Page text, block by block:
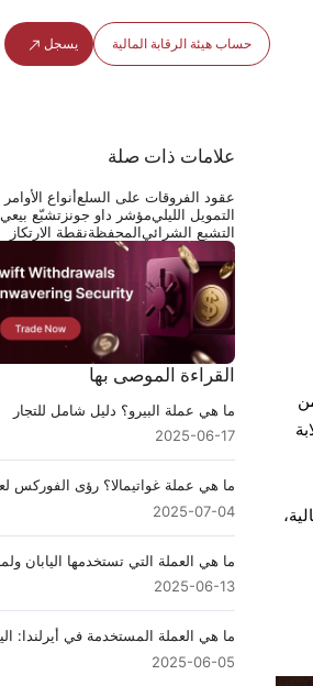
حساب هيئة الرقابة المالية يسجل
علامات ذات صلة
عقود الفروقات على السلعأنواع الأوامر
التمويل الليليمؤشر داو جونز تشبّع بيعي
التشبع الشرائيالمحفظةنقطة الارتكاز
القراءة الموصى بها
ما هي عملة البيرو؟ دليل شامل للتجار
2025-06-17
2025-07-04
2025-06-13
2025-06-05